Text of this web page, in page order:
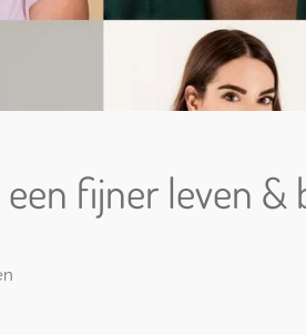
fijner leven &